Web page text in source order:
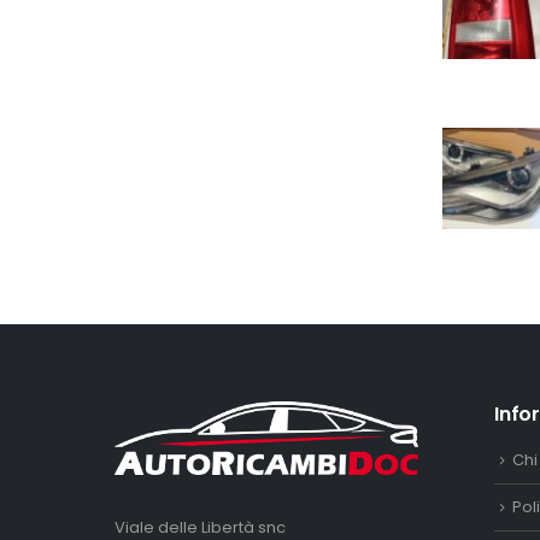
Viale delle Libertà snc